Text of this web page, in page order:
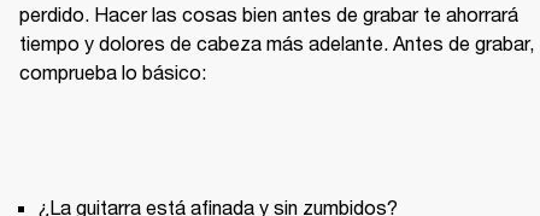
perdido. Hacer las cosas bien antes de grabar te ahorrará
tiempo y dolores de cabeza más adelante. Antes de grabar,
comprueba lo básico: